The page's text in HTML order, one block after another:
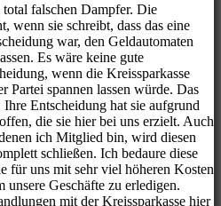
falschen Dampfer. Die
wenn sie schreibt, dass das eine
war, den Geldautomaten
Es wäre keine gute
wenn die Kreissparkasse
Partei spannen lassen würde. Das
Entscheidung hat sie aufgrund
die sie hier bei uns erzielt. Auch
ich Mitglied bin, wird diesen
schließen. Ich bedaure diese
für uns mit sehr viel höheren Kosten
Geschäfte zu erledigen.
mit der Kreissparkasse hier